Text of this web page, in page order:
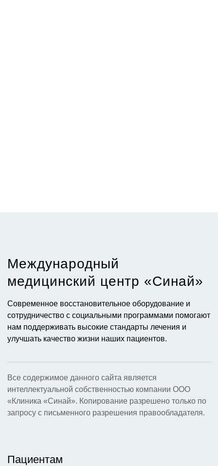
Международный
медицинский центр «Синай»​
Современное восстановительное оборудование и
сотрудничество с социальными программами помогают
нам поддерживать высокие стандарты лечения и
улучшать качество жизни наших пациентов.
Все содержимое данного сайта является
интеллектуальной собственностью компании ООО
«Клиника «Синай». Копирование разрешено только по
запросу с письменного разрешения правообладателя.
Пациентам